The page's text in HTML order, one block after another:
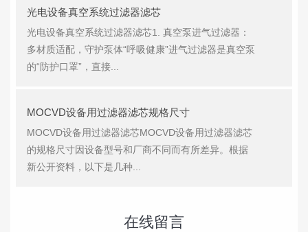
光电设备真空系统过滤器滤芯
光电设备真空系统过滤器滤芯1. 真空泵进气过滤器：
多材质适配，守护泵体“呼吸健康”进气过滤器是真空泵
的“防护口罩”，直接...
MOCVD设备用过滤器滤芯规格尺寸
MOCVD设备用过滤器滤芯MOCVD设备用过滤器滤芯
的规格尺寸因设备型号和厂商不同而有所差异。根据
新公开资料，以下是几种...
在线留言